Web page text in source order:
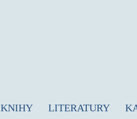
KNIHY LITERATURY